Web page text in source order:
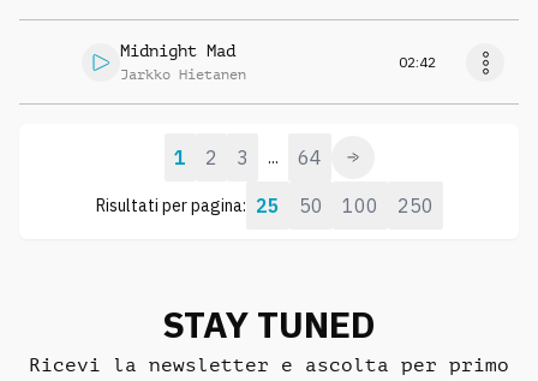
Midnight Mad
Jarkko Hietanen
02:42
Risultati per pagina: 25 50 100 250
1 2 3 ... 64
STAY TUNED
Ricevi la newsletter e ascolta per primo